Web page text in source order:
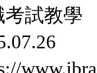
試教學